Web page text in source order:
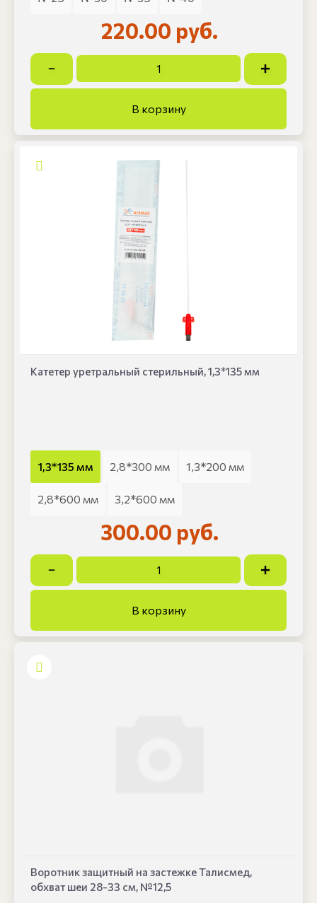
220.00 руб.
Катетер уретральный стерильный, 1,3*135 мм
1,3*135 мм 2,8*300 мм 1,3*200 мм
2,8*600 мм 3,2*600 мм
300.00 руб.
Воротник защитный на застежке Талисмед,
обхват шеи 28-33 см, №12,5